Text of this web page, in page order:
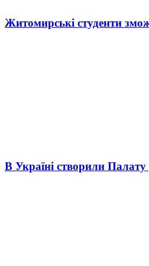
Житомирські студенти
В Україні створили